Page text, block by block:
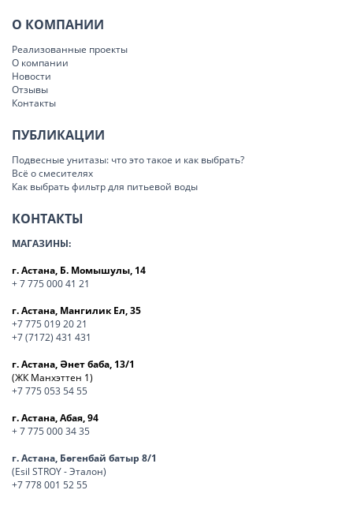
О КОМПАНИИ
Реализованные проекты
О компании
Новости
Отзывы
Контакты
ПУБЛИКАЦИИ
Подвесные унитазы: что это такое и как выбрать?
Всё о смесителях
Как выбрать фильтр для питьевой воды
КОНТАКТЫ
МАГАЗИНЫ:
г. Астана, Б. Момышулы, 14
+ 7 775 000 41 21
г. Астана, Мангилик Ел, 35
+7 775 019 20 21
+7 (7172) 431 431
г. Астана, Әнет баба, 13/1
(ЖК Манхэттен 1)
+7 775 053 54 55
г. Астана, Абая, 94
+ 7 775 000 34 35
г. Астана, Бөгенбай батыр 8/1
(Esil STROY - Эталон)
+7 778 001 52 55